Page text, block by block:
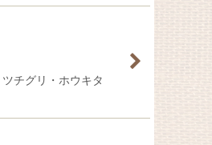
チグリ・ホウキタ